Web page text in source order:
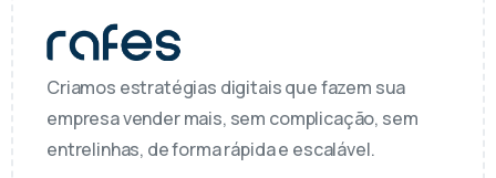
Criamos estratégias digitais que fazem sua
empresa vender mais, sem complicação, sem
entrelinhas, de forma rápida e escalável.